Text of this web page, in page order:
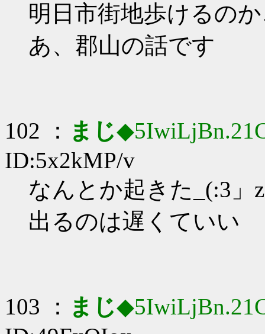
明日市街地歩けるの
あ、郡山の話です
102 ： まじ
ID:5x2kMP/v
なんとか起きた_(:3」
出るのは遅くていい
103 ： まじ